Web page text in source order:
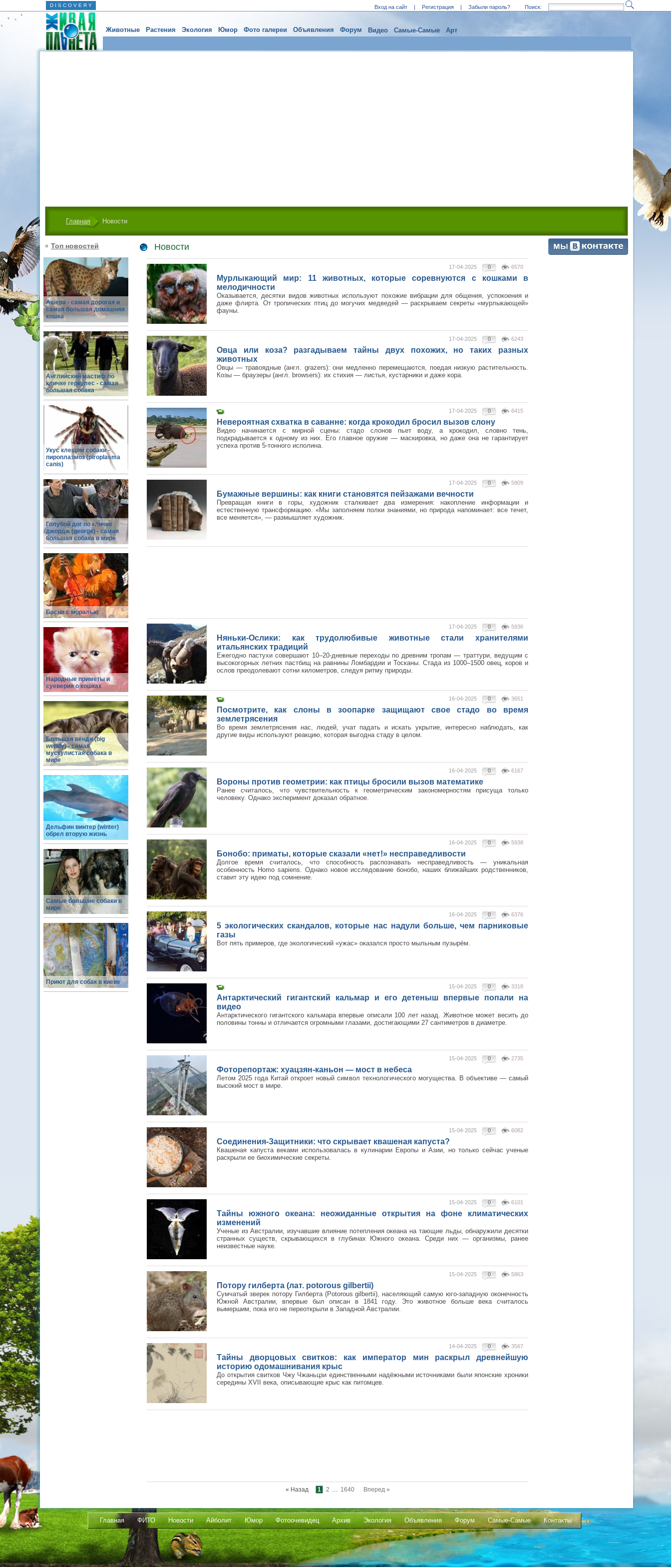
D I S C O V E R Y Вход на сайт | Регистрация | Забыли пароль? Поиск:
Животные Растения Экология Юмор Фото галереи Объявления Форум Видео Самые-Самые Арт
Главная Новости
Топ новостей
Ашера - самая дорогая и
самая большая домашняя
кошка
Английский мастиф по
кличке геркулес - самая
большая собака
Укус клещом собаки -
пироплазмоз (piroplasma
canis)
Голубой дог по кличке
джордж (george) - самая
большая собака в мире
Басни с моралью
Народные приметы и
суеверия о кошках
Большая венди (big
wendy) - самая
мускулистая собака в
мире
Дельфин винтер (winter)
обрел вторую жизнь
Самые большие собаки в
мире
Приют для собак в киеве
Новости
6570
0
17-04-2025
Мурлыкающий мир: 11 животных, которые соревнуются с кошками в
мелодичности
Оказывается, десятки видов животных используют похожие вибрации для общения, успокоения и
даже флирта. От тропических птиц до могучих медведей — раскрываем секреты «мурлыкающей»
фауны.
6243
0
17-04-2025
Овца или коза? разгадываем тайны двух похожих, но таких разных
животных
Овцы — травоядные (англ. grazers): они медленно перемещаются, поедая низкую растительность.
Козы — браузеры (англ. browsers): их стихия — листья, кустарники и даже кора.
6415
0
17-04-2025
Невероятная схватка в саванне: когда крокодил бросил вызов слону
Видео начинается с мирной сцены: стадо слонов пьет воду, а крокодил, словно тень,
подкрадывается к одному из них. Его главное оружие — маскировка, но даже она не гарантирует
успеха против 5-тонного исполина.
5809
0
17-04-2025
Бумажные вершины: как книги становятся пейзажами вечности
Превращая книги в горы, художник сталкивает два измерения: накопление информации и
естественную трансформацию. «Мы заполняем полки знаниями, но природа напоминает: все течет,
все меняется», — размышляет художник.
5936
0
17-04-2025
Няньки-Ослики: как трудолюбивые животные стали хранителями
итальянских традиций
Ежегодно пастухи совершают 10–20-дневные переходы по древним тропам — траттури, ведущим с
высокогорных летних пастбищ на равнины Ломбардии и Тосканы. Стада из 1000–1500 овец, коров и
ослов преодолевают сотни километров, следуя ритму природы.
3651
0
16-04-2025
Посмотрите, как слоны в зоопарке защищают свое стадо во время
землетрясения
Во время землетрясения нас, людей, учат падать и искать укрытие, интересно наблюдать, как
другие виды используют реакцию, которая выгодна стаду в целом.
6167
0
16-04-2025
Вороны против геометрии: как птицы бросили вызов математике
Ранее считалось, что чувствительность к геометрическим закономерностям присуща только
человеку. Однако эксперимент доказал обратное.
5938
0
16-04-2025
Бонобо: приматы, которые сказали «нет!» несправедливости
Долгое время считалось, что способность распознавать несправедливость — уникальная
особенность Homo sapiens. Однако новое исследование бонобо, наших ближайших родственников,
ставит эту идею под сомнение.
6376
0
16-04-2025
5 экологических скандалов, которые нас надули больше, чем парниковые
газы
Вот пять примеров, где экологический «ужас» оказался просто мыльным пузырём.
3318
0
15-04-2025
Антарктический гигантский кальмар и его детеныш впервые попали на
видео
Антарктического гигантского кальмара впервые описали 100 лет назад. Животное может весить до
половины тонны и отличается огромными глазами, достигающими 27 сантиметров в диаметре.
2735
0
15-04-2025
Фоторепортаж: хуацзян-каньон — мост в небеса
Летом 2025 года Китай откроет новый символ технологического могущества. В объективе — самый
высокий мост в мире.
6082
0
15-04-2025
Соединения-Защитники: что скрывает квашеная капуста?
Квашеная капуста веками использовалась в кулинарии Европы и Азии, но только сейчас ученые
раскрыли ее биохимические секреты.
6101
0
15-04-2025
Тайны южного океана: неожиданные открытия на фоне климатических
изменений
Ученые из Австралии, изучавшие влияние потепления океана на тающие льды, обнаружили десятки
странных существ, скрывающихся в глубинах Южного океана. Среди них — организмы, ранее
неизвестные науке.
5863
0
15-04-2025
Потору гилберта (лат. potorous gilbertii)
Сумчатый зверек потору Гилберта (Potorous gilbertii), населяющий самую юго-западную оконечность
Южной Австралии, впервые был описан в 1841 году. Это животное больше века считалось
вымершим, пока его не переоткрыли в Западной Австралии.
3567
0
14-04-2025
Тайны дворцовых свитков: как император мин раскрыл древнейшую
историю одомашнивания крыс
До открытия свитков Чжу Чжаньцзи единственными надёжными источниками были японские хроники
середины XVII века, описывающие крыс как питомцев.
« Назад 1 2 ... 1640 Вперед »
Главная ФИТО Новости Айболит Юмор Фотоочевидец Архив Экология Объявления Форум Самые-Самые Контакты